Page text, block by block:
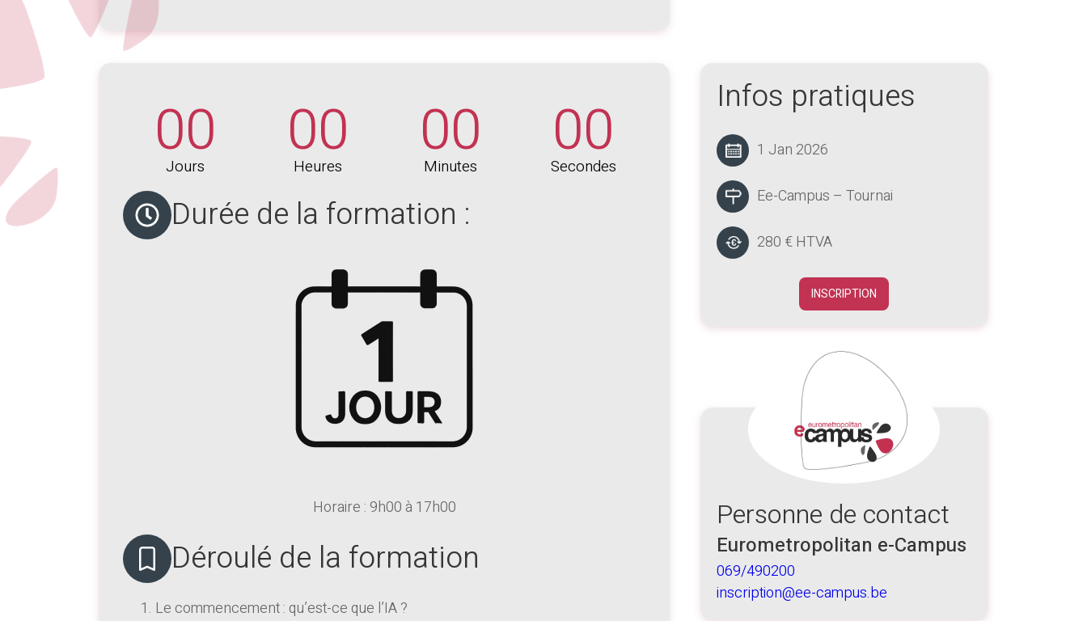
00
Jours 00
Heures 00
Minutes 00
Secondes
Durée de la formation :
Horaire : 9h00 à 17h00
Déroulé de la formation
Le commencement : qu’est-ce que l’IA ?
Infos pratiques
1 Jan 2026
Ee-Campus – Tournai
280 € HTVA
INSCRIPTION
Personne de contact
Eurometropolitan e-Campus
069/490200
inscription@ee-campus.be